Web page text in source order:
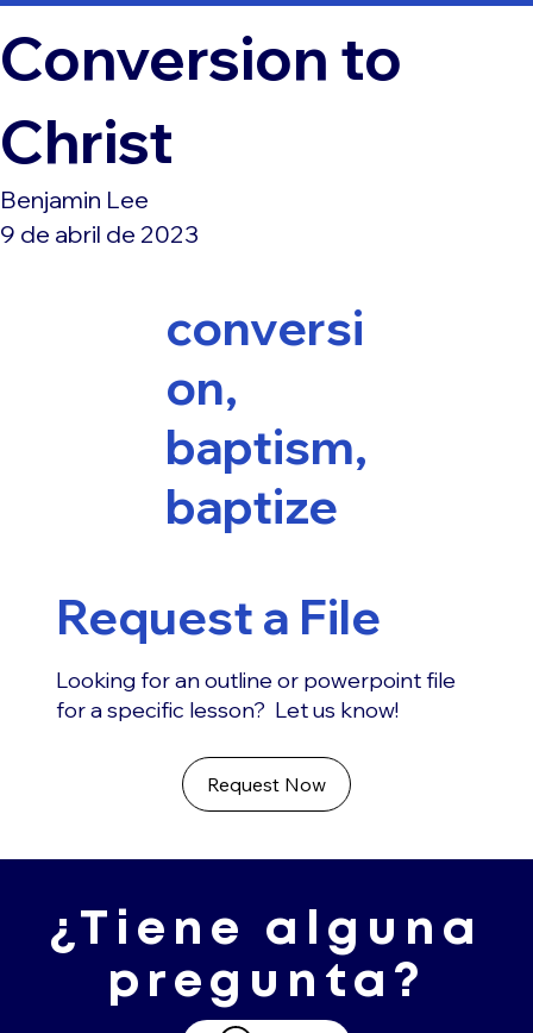
Conversion to
Christ
Benjamin Lee
9 de abril de 2023
conversi
on,
baptism,
baptize
Request a File
Looking for an outline or powerpoint file
for a specific lesson? Let us know!
Request Now
¿Tiene alguna
pregunta?